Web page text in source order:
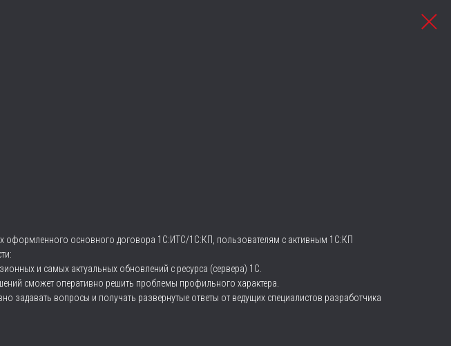
оформленного основного договора 1С:ИТС/1С:КП, пользователям с активным 1С:КП
и самых актуальных обновлений с ресурса (сервера) 1С.
сможет оперативно решить проблемы профильного характера.
задавать вопросы и получать развернутые ответы от ведущих специалистов разработчика